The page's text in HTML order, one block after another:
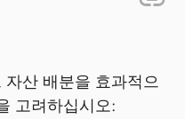
산 배분을 효과적으
고려하십시오: